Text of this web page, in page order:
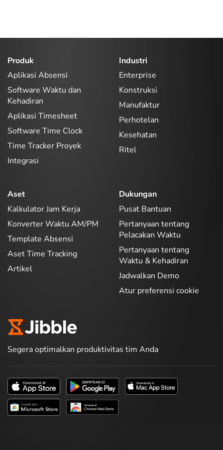
Produk
Aplikasi Absensi
Software Waktu dan
Kehadiran
Aplikasi Timesheet
Software Time Clock
Time Tracker Proyek
Integrasi
Industri
Enterprise
Konstruksi
Manufaktur
Perhotelan
Kesehatan
Ritel
Aset
Kalkulator Jam Kerja
Konverter Waktu AM/PM
Template Absensi
Aset Time Tracking
Artikel
Dukungan
Pusat Bantuan
Pertanyaan tentang
Pelacakan Waktu
Pertanyaan tentang
Waktu & Kehadiran
Jadwalkan Demo
Atur preferensi cookie
Segera optimalkan produktivitas tim Anda